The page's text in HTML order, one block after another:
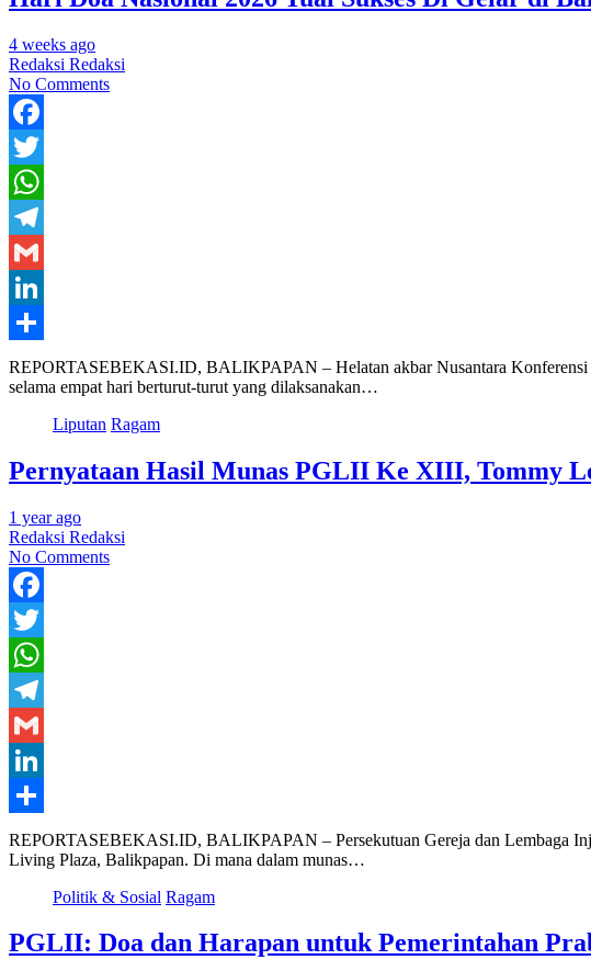
4 weeks ago
Redaksi Redaksi
No Comments
Facebook
Twitter
WhatsApp
Telegram
Gmail
LinkedIn
Share
REPORTASEBEKASI.ID, BALIKPAPAN – Helatan akbar Nusantara Konferensi
selama empat hari berturut-turut yang dilaksanakan…
Liputan Ragam
Pernyataan Hasil Munas PGLII Ke XIII, Tommy
1 year ago
Redaksi Redaksi
No Comments
Facebook
Twitter
WhatsApp
Telegram
Gmail
LinkedIn
Share
REPORTASEBEKASI.ID, BALIKPAPAN – Persekutuan Gereja dan Lembaga
Living Plaza, Balikpapan. Di mana dalam munas…
Politik & Sosial Ragam
PGLII: Doa dan Harapan untuk Pemerintahan